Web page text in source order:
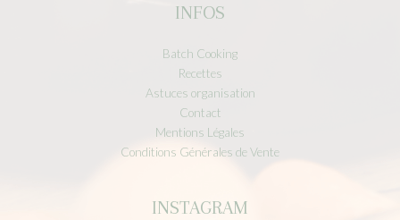
INFOS
Batch Cooking
Recettes
Astuces organisation
Contact
Mentions Légales
Conditions Générales de Vente
INSTAGRAM